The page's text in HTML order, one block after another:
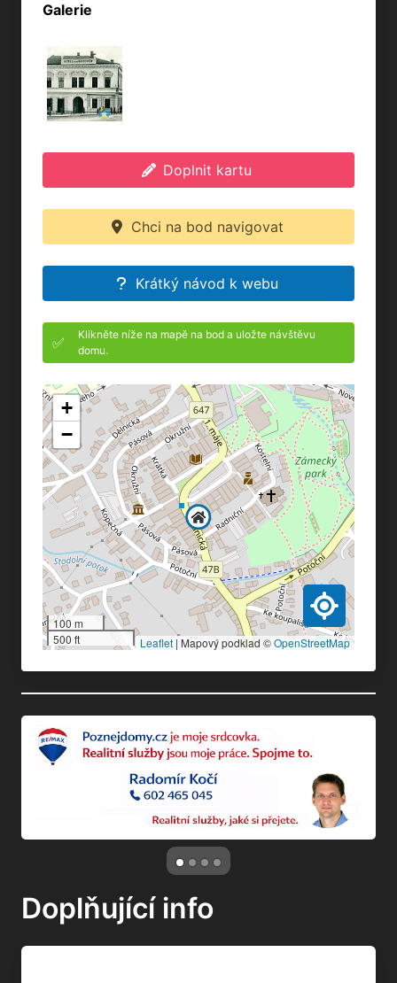
Galerie
Doplnit kartu
Chci na bod navigovat
Krátký návod k webu
✅
Klikněte níže na mapě na bod a uložte návštěvu
domu.
+
−
100 m
500 ft
Leaflet | Mapový podklad ©OpenStreetMap
Doplňující info